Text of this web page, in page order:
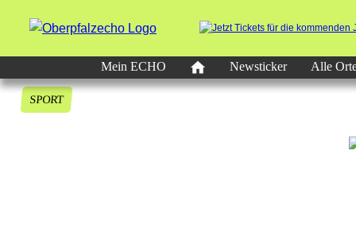
Mein ECHO
Newsticker Alle
SPORT